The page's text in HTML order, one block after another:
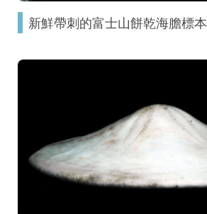
新鮮帶刺的富士山餅乾海膽標本